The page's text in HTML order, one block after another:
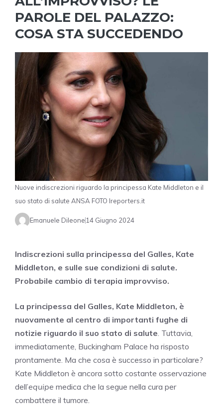
PAROLE DEL PALAZZO:
COSA STA SUCCEDENDO
Nuove indiscrezioni riguardo la principessa Kate Middleton e il
suo stato di salute ANSA FOTO Ireporters.it
Emanuele Dileone 14 Giugno 2024
Indiscrezioni sulla principessa del Galles, Kate
Middleton, e sulle sue condizioni di salute.
Probabile cambio di terapia improvviso.
La principessa del Galles, Kate Middleton, è
nuovamente al centro di importanti fughe di
notizie riguardo il suo stato di salute. Tuttavia,
immediatamente, Buckingham Palace ha risposto
prontamente. Ma che cosa è successo in particolare?
Kate Middleton è ancora sotto costante osservazione
dell’equipe medica che la segue nella cura per
combattere il tumore.